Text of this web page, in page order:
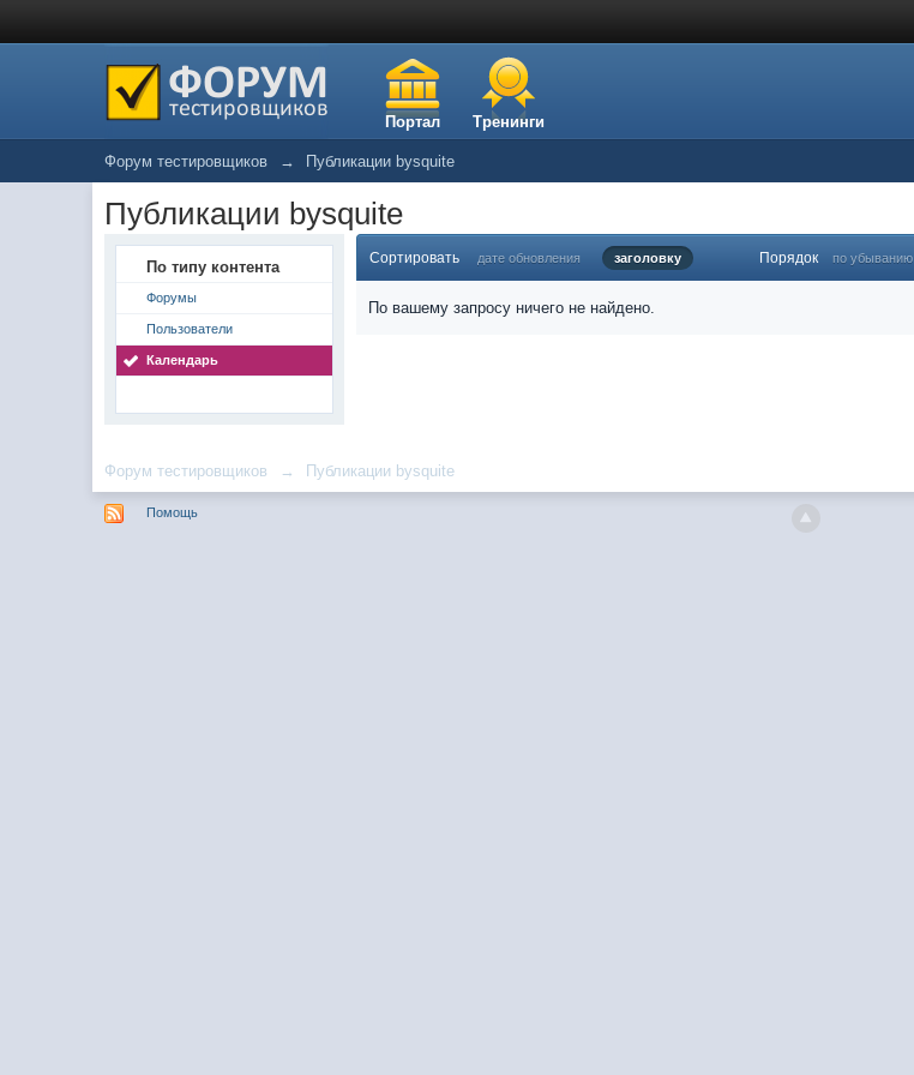
Портал Тренинги
Форум тестировщиков → Публикации bysquite
Публикации bysquite
По типу контента
Форумы
Пользователи
Календарь
Сортировать дате обновления заголовку Порядок по убыванию
По вашему запросу ничего не найдено.
Форум тестировщиков → Публикации bysquite
Помощь